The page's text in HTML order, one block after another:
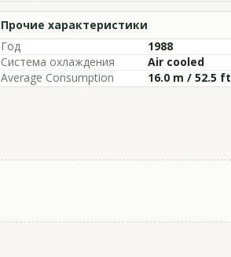
Прочие характеристики
Год
1988
Система охлаждения
Air cooled
Average Consumption
16.0 m / 52.5 ft